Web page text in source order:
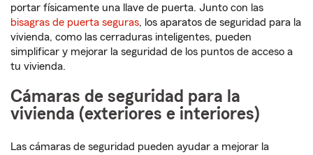
portar físicamente una llave de puerta. Junto con las
bisagras de puerta seguras, los aparatos de seguridad para la
vivienda, como las cerraduras inteligentes, pueden
simplificar y mejorar la seguridad de los puntos de acceso a
tu vivienda.
Cámaras de seguridad para la
vivienda (exteriores e interiores)
Las cámaras de seguridad pueden ayudar a mejorar la